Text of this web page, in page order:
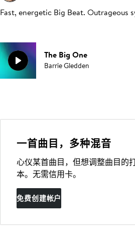
Fast, energetic Big Beat. Outrageous
The Big One
Barrie Gledden
一首曲目，多种混音
心仪某首曲目，但想调整曲目的
本。无需信用卡。
免费创建帐户